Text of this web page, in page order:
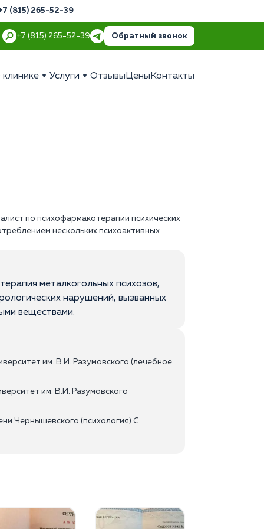
(815) 265-52-39
+7 (815) 265-52-39 Обратный звонок
Услуги Отзывы Цены Контакты
по психофармакотерапии психических
нескольких психоактивных
металкогольных психозов,
нарушений, вызванных
веществами.
им. В.И. Разумовского (лечебное
им. В.И. Разумовского
Чернышевского (психология) С